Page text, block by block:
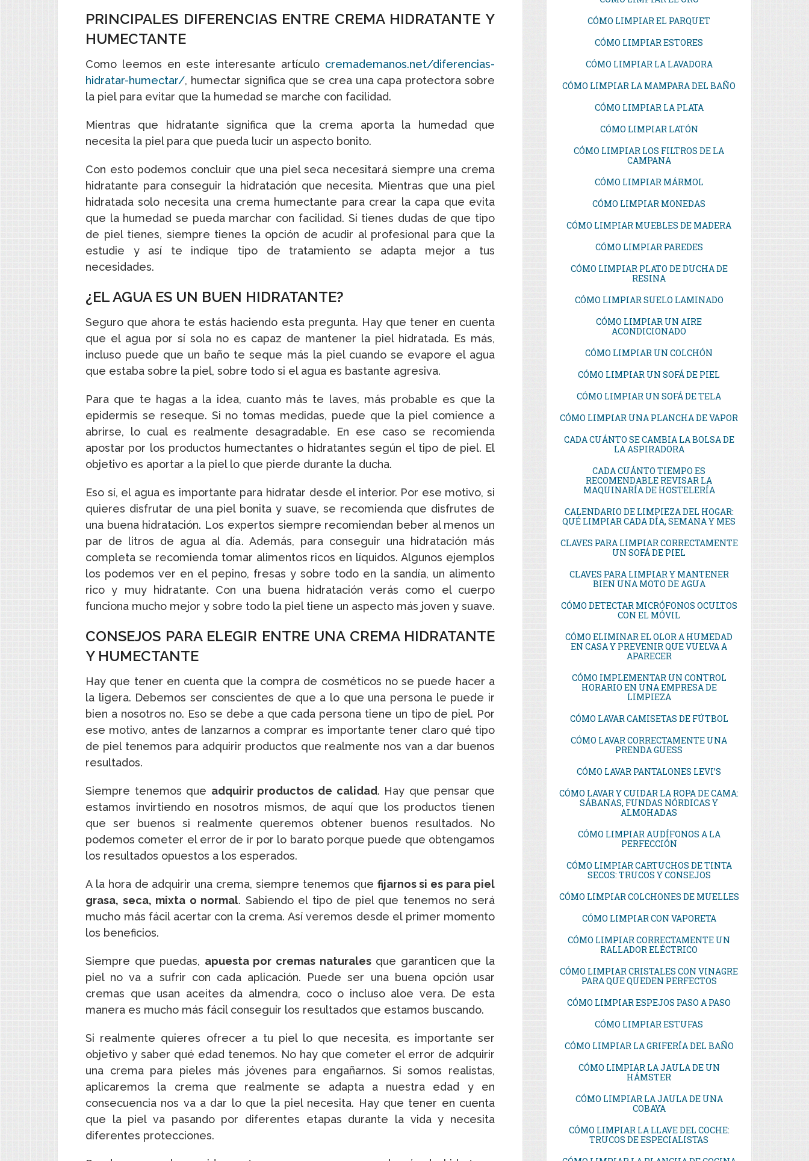
PRINCIPALES DIFERENCIAS ENTRE CREMA HIDRATANTE Y
HUMECTANTE
Como leemos en este interesante artículo cremademanos.net/diferencias-
hidratar-humectar/, humectar significa que se crea una capa protectora sobre
la piel para evitar que la humedad se marche con facilidad.
Mientras que hidratante significa que la crema aporta la humedad que
necesita la piel para que pueda lucir un aspecto bonito.
Con esto podemos concluir que una piel seca necesitará siempre una crema
hidratante para conseguir la hidratación que necesita. Mientras que una piel
hidratada solo necesita una crema humectante para crear la capa que evita
que la humedad se pueda marchar con facilidad. Si tienes dudas de que tipo
de piel tienes, siempre tienes la opción de acudir al profesional para que la
estudie y así te indique tipo de tratamiento se adapta mejor a tus
necesidades.
¿EL AGUA ES UN BUEN HIDRATANTE?
Seguro que ahora te estás haciendo esta pregunta. Hay que tener en cuenta
que el agua por sí sola no es capaz de mantener la piel hidratada. Es más,
incluso puede que un baño te seque más la piel cuando se evapore el agua
que estaba sobre la piel, sobre todo si el agua es bastante agresiva.
Para que te hagas a la idea, cuanto más te laves, más probable es que la
epidermis se reseque. Si no tomas medidas, puede que la piel comience a
abrirse, lo cual es realmente desagradable. En ese caso se recomienda
apostar por los productos humectantes o hidratantes según el tipo de piel. El
objetivo es aportar a la piel lo que pierde durante la ducha.
Eso sí, el agua es importante para hidratar desde el interior. Por ese motivo, si
quieres disfrutar de una piel bonita y suave, se recomienda que disfrutes de
una buena hidratación. Los expertos siempre recomiendan beber al menos un
par de litros de agua al día. Además, para conseguir una hidratación más
completa se recomienda tomar alimentos ricos en líquidos. Algunos ejemplos
los podemos ver en el pepino, fresas y sobre todo en la sandía, un alimento
rico y muy hidratante. Con una buena hidratación verás como el cuerpo
funciona mucho mejor y sobre todo la piel tiene un aspecto más joven y suave.
CONSEJOS PARA ELEGIR ENTRE UNA CREMA HIDRATANTE
Y HUMECTANTE
Hay que tener en cuenta que la compra de cosméticos no se puede hacer a
la ligera. Debemos ser conscientes de que a lo que una persona le puede ir
bien a nosotros no. Eso se debe a que cada persona tiene un tipo de piel. Por
ese motivo, antes de lanzarnos a comprar es importante tener claro qué tipo
de piel tenemos para adquirir productos que realmente nos van a dar buenos
resultados.
Siempre tenemos que adquirir productos de calidad. Hay que pensar que
estamos invirtiendo en nosotros mismos, de aquí que los productos tienen
que ser buenos si realmente queremos obtener buenos resultados. No
podemos cometer el error de ir por lo barato porque puede que obtengamos
los resultados opuestos a los esperados.
A la hora de adquirir una crema, siempre tenemos que fijarnos si es para piel
grasa, seca, mixta o normal. Sabiendo el tipo de piel que tenemos no será
mucho más fácil acertar con la crema. Así veremos desde el primer momento
los beneficios.
Siempre que puedas, apuesta por cremas naturalesque garanticen que la
piel no va a sufrir con cada aplicación. Puede ser una buena opción usar
cremas que usan aceites da almendra, coco o incluso aloe vera. De esta
manera es mucho más fácil conseguir los resultados que estamos buscando.
Si realmente quieres ofrecer a tu piel lo que necesita, es importante ser
objetivo y saber qué edad tenemos. No hay que cometer el error de adquirir
una crema para pieles más jóvenes para engañarnos. Si somos realistas,
aplicaremos la crema que realmente se adapta a nuestra edad y en
consecuencia nos va a dar lo que la piel necesita. Hay que tener en cuenta
que la piel va pasando por diferentes etapas durante la vida y necesita
diferentes protecciones.
CÓMO LIMPIAR EL PARQUET
CÓMO LIMPIAR ESTORES
CÓMO LIMPIAR LA LAVADORA
CÓMO LIMPIAR LA MAMPARA DEL BAÑO
CÓMO LIMPIAR LA PLATA
CÓMO LIMPIAR LATÓN
CÓMO LIMPIAR LOS FILTROS DE LA
CAMPANA
CÓMO LIMPIAR MÁRMOL
CÓMO LIMPIAR MONEDAS
CÓMO LIMPIAR MUEBLES DE MADERA
CÓMO LIMPIAR PAREDES
CÓMO LIMPIAR PLATO DE DUCHA DE
RESINA
CÓMO LIMPIAR SUELO LAMINADO
CÓMO LIMPIAR UN AIRE
ACONDICIONADO
CÓMO LIMPIAR UN COLCHÓN
CÓMO LIMPIAR UN SOFÁ DE PIEL
CÓMO LIMPIAR UN SOFÁ DE TELA
CÓMO LIMPIAR UNA PLANCHA DE VAPOR
CADA CUÁNTO SE CAMBIA LA BOLSA DE
LA ASPIRADORA
CADA CUÁNTO TIEMPO ES
RECOMENDABLE REVISAR LA
MAQUINARÍA DE HOSTELERÍA
CALENDARIO DE LIMPIEZA DEL HOGAR:
QUÉ LIMPIAR CADA DÍA, SEMANA Y MES
CLAVES PARA LIMPIAR CORRECTAMENTE
UN SOFÁ DE PIEL
CLAVES PARA LIMPIAR Y MANTENER
BIEN UNA MOTO DE AGUA
CÓMO DETECTAR MICRÓFONOS OCULTOS
CON EL MÓVIL
CÓMO ELIMINAR EL OLOR A HUMEDAD
EN CASA Y PREVENIR QUE VUELVA A
APARECER
CÓMO IMPLEMENTAR UN CONTROL
HORARIO EN UNA EMPRESA DE
LIMPIEZA
CÓMO LAVAR CAMISETAS DE FÚTBOL
CÓMO LAVAR CORRECTAMENTE UNA
PRENDA GUESS
CÓMO LAVAR PANTALONES LEVI’S
CÓMO LAVAR Y CUIDAR LA ROPA DE CAMA:
SÁBANAS, FUNDAS NÓRDICAS Y
ALMOHADAS
CÓMO LIMPIAR AUDÍFONOS A LA
PERFECCIÓN
CÓMO LIMPIAR CARTUCHOS DE TINTA
SECOS: TRUCOS Y CONSEJOS
CÓMO LIMPIAR COLCHONES DE MUELLES
CÓMO LIMPIAR CON VAPORETA
CÓMO LIMPIAR CORRECTAMENTE UN
RALLADOR ELÉCTRICO
CÓMO LIMPIAR CRISTALES CON VINAGRE
PARA QUE QUEDEN PERFECTOS
CÓMO LIMPIAR ESPEJOS PASO A PASO
CÓMO LIMPIAR ESTUFAS
CÓMO LIMPIAR LA GRIFERÍA DEL BAÑO
CÓMO LIMPIAR LA JAULA DE UN
HÁMSTER
CÓMO LIMPIAR LA JAULA DE UNA
COBAYA
CÓMO LIMPIAR LA LLAVE DEL COCHE:
TRUCOS DE ESPECIALISTAS